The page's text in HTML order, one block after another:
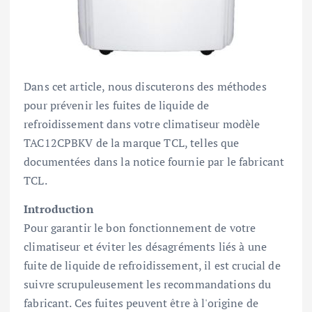
Dans cet article, nous discuterons des méthodes
pour prévenir les fuites de liquide de
refroidissement dans votre climatiseur modèle
TAC12CPBKV de la marque TCL, telles que
documentées dans la notice fournie par le fabricant
TCL.
Introduction
Pour garantir le bon fonctionnement de votre
climatiseur et éviter les désagréments liés à une
fuite de liquide de refroidissement, il est crucial de
suivre scrupuleusement les recommandations du
fabricant. Ces fuites peuvent être à l'origine de